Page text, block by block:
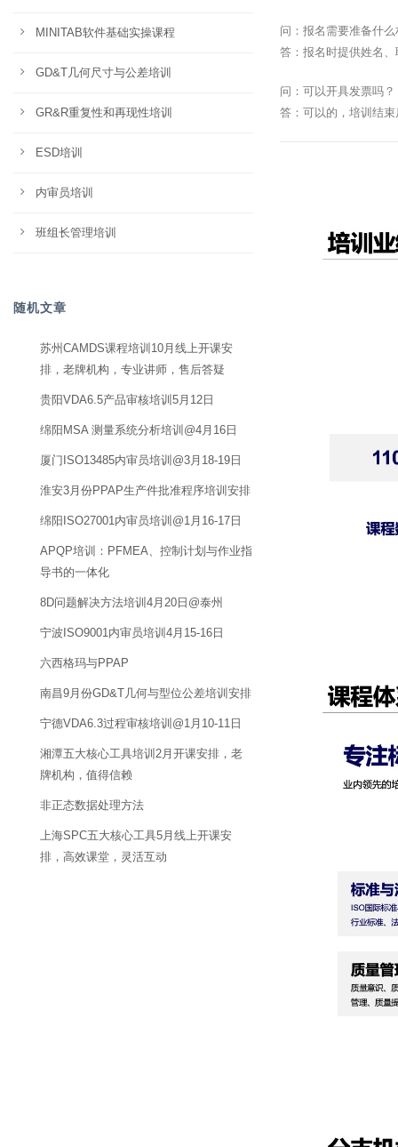
问：报名需要准备什
答：报名时提供姓名
问：可以开具发票吗？
答：可以的，培训结
MINITAB软件基础实操课程
GD&T几何尺寸与公差培训
GR&R重复性和再现性培训
ESD培训
内审员培训
班组长管理培训
随机文章
苏州CAMDS课程培训10月线上开课安
排，老牌机构，专业讲师，售后答疑
贵阳VDA6.5产品审核培训5月12日
绵阳MSA 测量系统分析培训@4月16日
厦门ISO13485内审员培训@3月18-19日
淮安3月份PPAP生产件批准程序培训安排
绵阳ISO27001内审员培训@1月16-17日
APQP培训：PFMEA、控制计划与作业指
导书的一体化
8D问题解决方法培训4月20日@泰州
宁波ISO9001内审员培训4月15-16日
六西格玛与PPAP
南昌9月份GD&T几何与型位公差培训安排
宁德VDA6.3过程审核培训@1月10-11日
湘潭五大核心工具培训2月开课安排，老
牌机构，值得信赖
非正态数据处理方法
上海SPC五大核心工具5月线上开课安
排，高效课堂，灵活互动